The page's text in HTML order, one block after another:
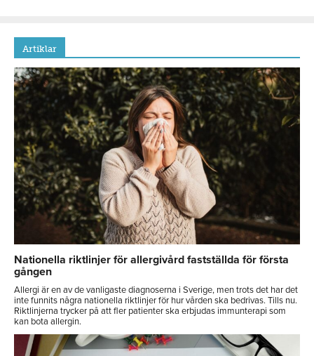
Artiklar
Nationella riktlinjer för allergivård fastställda för första
gången
Allergi är en av de vanligaste diagnoserna i Sverige, men trots det har det
inte funnits några nationella riktlinjer för hur vården ska bedrivas. Tills nu.
Riktlinjerna trycker på att fler patienter ska erbjudas immunterapi som
kan bota allergin.